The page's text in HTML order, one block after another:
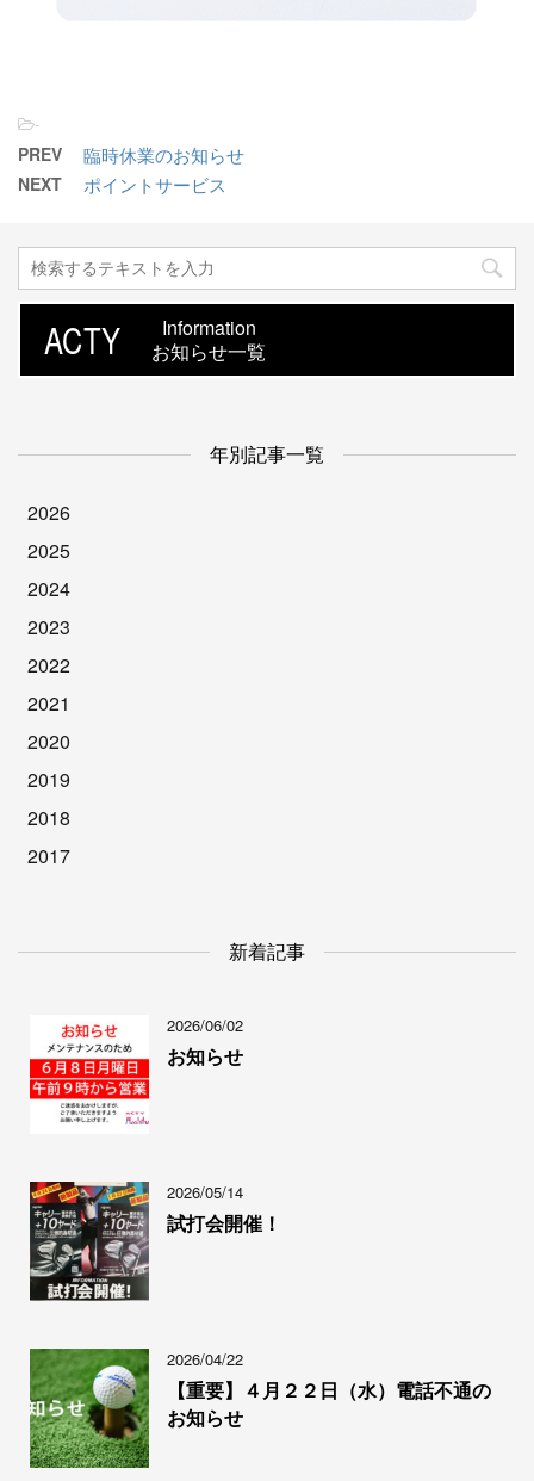
-
PREV 臨時休業のお知らせ
NEXT ポイントサービス
ACTY
Information
お知らせ一覧
年別記事一覧
2026
2025
2024
2023
2022
2021
2020
2019
2018
2017
新着記事
2026/06/02
お知らせ
2026/05/14
試打会開催！
2026/04/22
【重要】４月２２日（水）電話不通の
お知らせ